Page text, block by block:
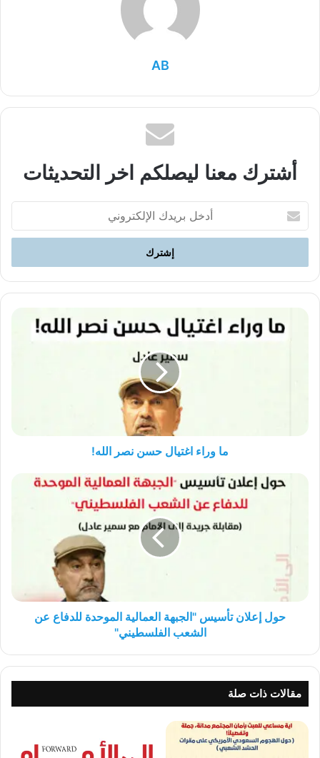
AB
أشترك معنا ليصلكم اخر التحديثات
بريدك
الإلكتروني
ما وراء اغتيال حسن نصر الله!
الموحدة
للدفاع
الشعب
الفلسطيني"حول إعلان تأسيس "الجبهة العمالية الموحدة للدفاع عن
الشعب الفلسطيني"
مقالات ذات صلة